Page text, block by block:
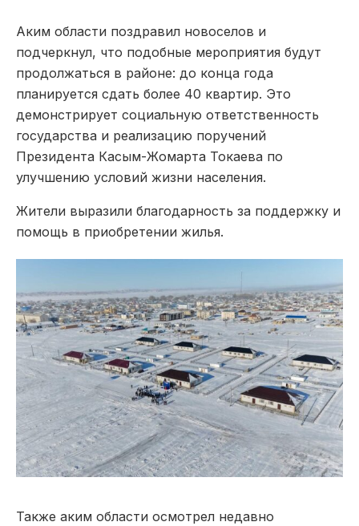
Аким области поздравил новоселов и
подчеркнул, что подобные мероприятия будут
продолжаться в районе: до конца года
планируется сдать более 40 квартир. Это
демонстрирует социальную ответственность
государства и реализацию поручений
Президента Касым-Жомарта Токаева по
улучшению условий жизни населения.
Жители выразили благодарность за поддержку и
помощь в приобретении жилья.
Также аким области осмотрел недавно